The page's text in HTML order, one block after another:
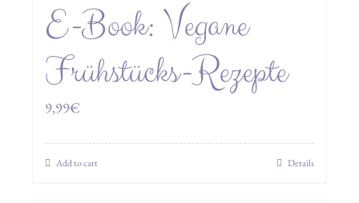
E-Book: Vegane
Frühstücks-Rezepte
9,99€
Add to cart Details